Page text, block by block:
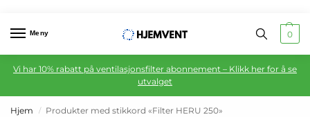
Meny 0
Vi har 10% rabatt på ventilasjonsfilter abonnement – Klikk her for å se
utvalget
Hjem / Produkter med stikkord «Filter HERU 250»